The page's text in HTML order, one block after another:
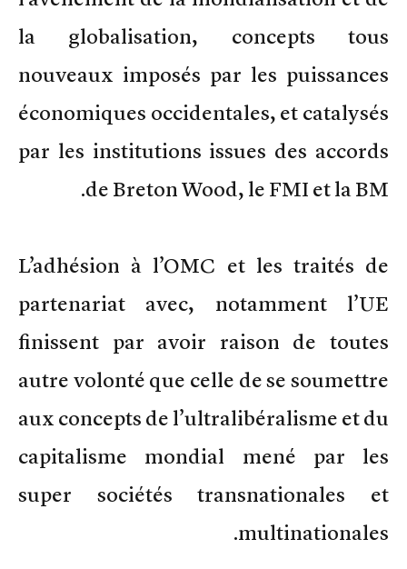
la globalisation, concepts tous
nouveaux imposés par les puissances
économiques occidentales, et catalysés
par les institutions issues des accords
de Breton Wood, le FMI et la BM.
L’adhésion à l’OMC et les traités de
partenariat avec, notamment l’UE
finissent par avoir raison de toutes
autre volonté que celle de se soumettre
aux concepts de l’ultralibéralisme et du
capitalisme mondial mené par les
super sociétés transnationales et
multinationales.